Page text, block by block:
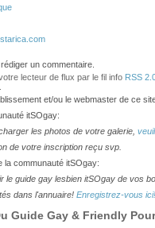
un commentaire.
lecteur de flux par le fil info RSS
et/ou le webmaster de ce
itSOgay:
les photos de votre galerie,
de votre inscription reçu svp.
la communauté itSOgay:
le guide gay lesbien itSOgay de vos
dans l'annuaire! Enregistrez-vous ici!
Guide Gay & Friendly